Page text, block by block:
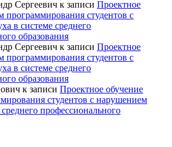
Сергеевич к записи Проектное
программирования студентов с
в системе среднего
образования
Сергеевич к записи Проектное
программирования студентов с
в системе среднего
образования
к записи Проектное обучение
студентов с нарушением
профессионального